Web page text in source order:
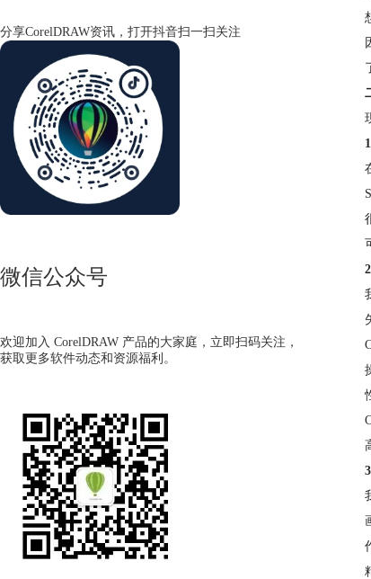
分享CorelDRAW资讯，打开抖音扫一扫关注
微信公众号
欢迎加入 CorelDRAW 产品的大家庭，立即扫码关注，
获取更多软件动态和资源福利。